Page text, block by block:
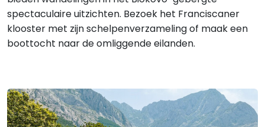
spectaculaire uitzichten. Bezoek het Franciscaner
klooster met zijn schelpenverzameling of maak een
boottocht naar de omliggende eilanden.